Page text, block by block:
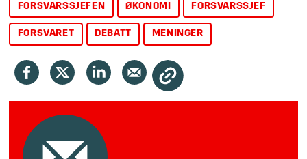
FORSVARSSJEFEN ØKONOMI FORSVARSSJEF
FORSVARET DEBATT MENINGER